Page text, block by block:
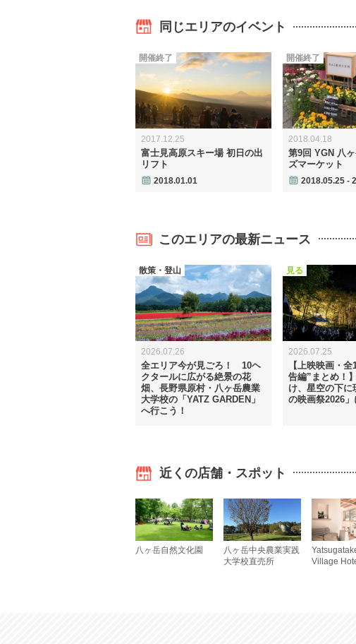
同じエリアのイベント
2017.12.25
富士見高原スキー場 初日の出
リフト
2018.01.01
開催終了
2018.04.18
第9回 YGN 八
ズマーケット
2018.05.25 -
開催終了
このエリアの最新ニュース
2026.07.26
全エリア今が見ごろ！ 10ヘ
クタールに広がる絶景の花
畑、長野県原村・八ヶ岳農業
大学校の「YATZ GARDEN」
へ行こう！
散策・登山
2026.07.25
【上映映画・
告編”まとめ！
け、星空の下に
の映画祭2026
見る
近くの店舗・スポット
八ヶ岳自然文化園
八ヶ岳中央農業実践
大学校直売所
Village